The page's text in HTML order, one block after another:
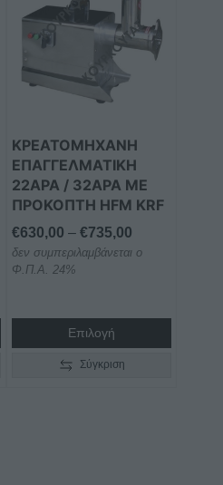
ΚΡΕΑΤΟΜΗΧΑΝΗ
ΕΠΑΓΓΕΛΜΑΤΙΚΗ
22ΑΡΑ / 32ΑΡΑ ΜΕ
ΠΡΟΚΟΠΤΗ HFM KRF
€630,00 – €735,00Price
range:
€735,00
δεν συμπεριλαμβάνεται ο
Φ.Π.Α. 24%
Επιλογή
προϊόν
πολλαπλές
παραλλαγές.
μπορούν
να
επιλεγούν
στη
σελίδα
του
προϊόντος
Σύγκριση